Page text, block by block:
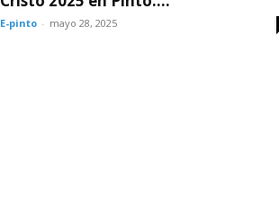
E-pinto - mayo 28, 2025